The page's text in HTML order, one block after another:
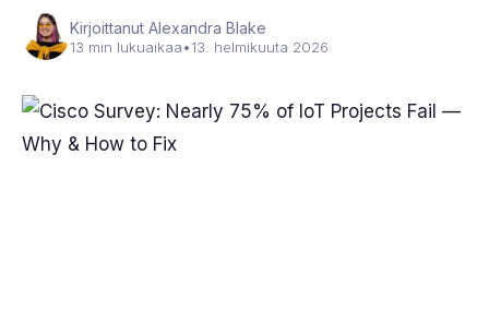
Kirjoittanut Alexandra Blake
13 min lukuaikaa•13. helmikuuta 2026